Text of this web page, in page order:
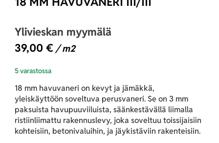
Ylivieskan myymälä
39,00 € / m2
5 varastossa
18 mm havuvaneri on kevyt ja jämäkkä,
yleiskäyttöön soveltuva perusvaneri. Se on 3 mm
paksuista havupuuviiluista, säänkestävällä liimalla
ristiinliimattu rakennuslevy, joka soveltuu toissijaisiin
kohteisiin, betonivaluihin, ja jäykistäviin rakenteisiin.